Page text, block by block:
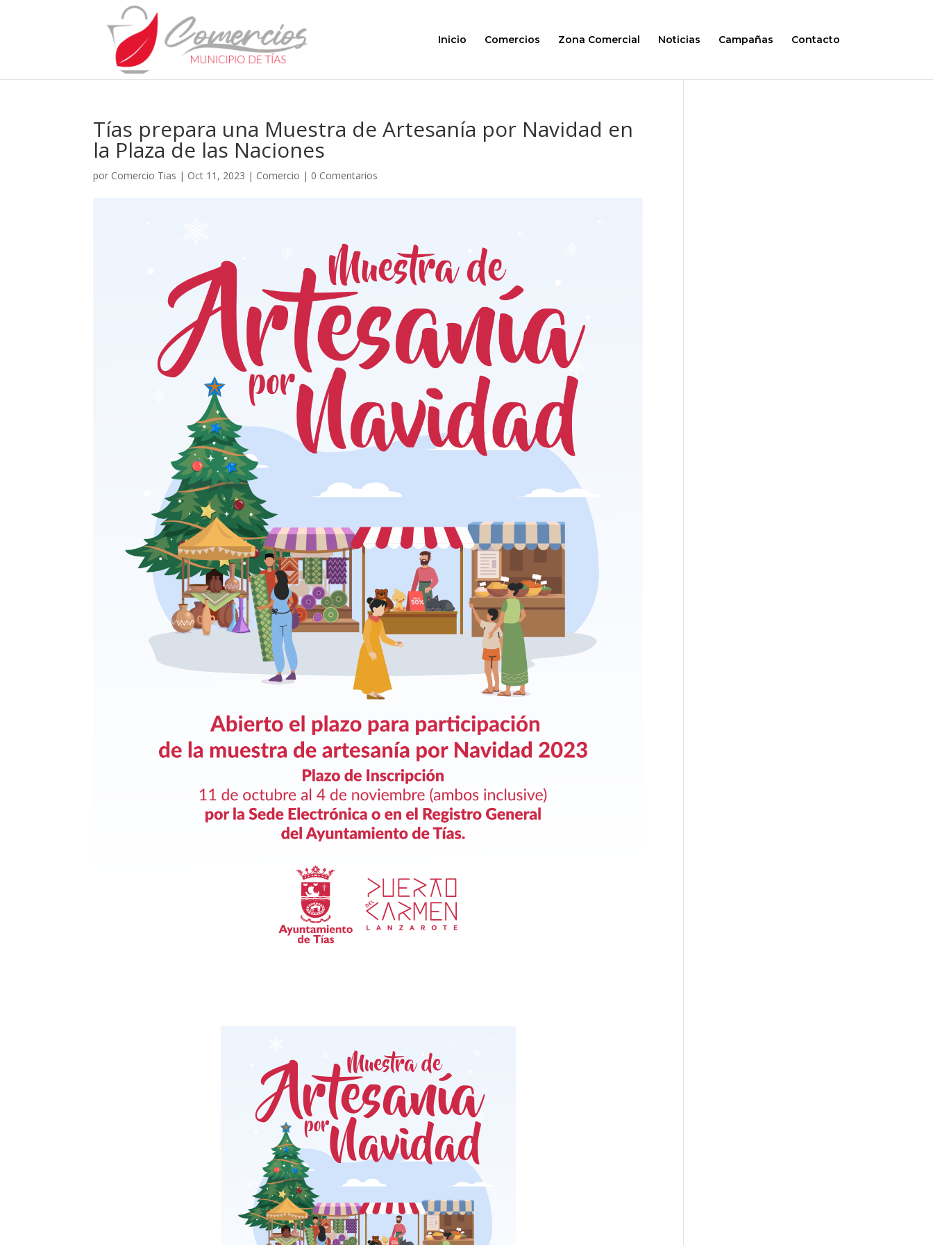
Inicio Comercios Zona Comercial Noticias Campañas Contacto
Tías prepara una Muestra de Artesanía por Navidad en
la Plaza de las Naciones
por Comercio Tias | Oct 11, 2023 | Comercio | 0 Comentarios